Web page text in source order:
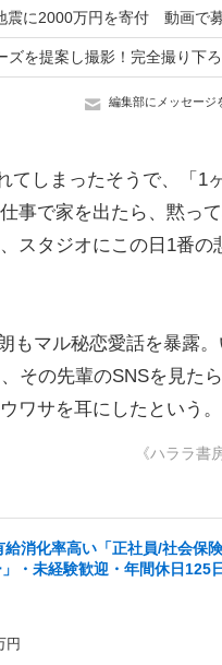
編集部にメッセージ
てしまったそうで、「1
事で家を出たら、黙っ
スタジオにこの日1番の
もマル秘恋愛話を暴露。
その先輩のSNSを見た
ワサを耳にしたという。
《ハララ書
消化率高い「正社員/社会保険
・未経験歓迎・年間休日125日
円